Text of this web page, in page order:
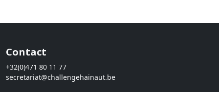
Contact
+32(0)471 80 11 77
secretariat@challengehainaut.be